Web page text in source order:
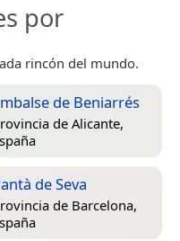
por
rincón del mundo.
de Beniarrés
de Alicante,
de Seva
de Barcelona,